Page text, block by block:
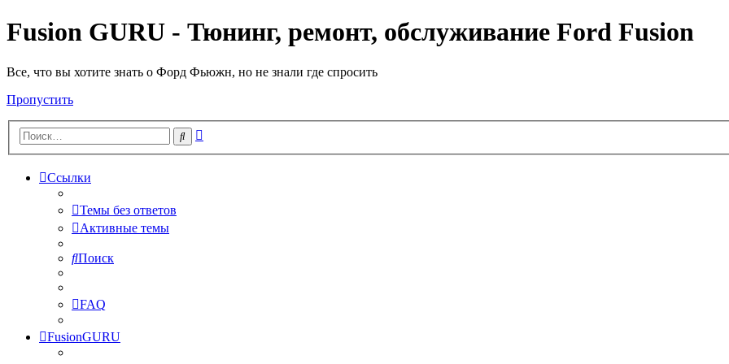
Fusion GURU - Тюнинг, ремонт, обслуживание Ford Fusion
Все, что вы хотите знать о Форд Фьюжн, но не знали где спросить
Пропустить
Поиск
Ссылки
Темы без ответов
Активные темы
Поиск
FAQ
FusionGURU